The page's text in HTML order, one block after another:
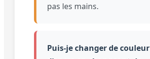
pas les mains.
Puis-je changer de couleur